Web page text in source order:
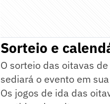
Sorteio e
O sorteio das oitavas
sediará o evento em
Os jogos de ida das